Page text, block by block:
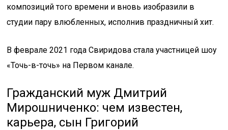
композиций того времени и вновь изобразили в
студии пару влюбленных, исполнив праздничный хит.
В феврале 2021 года Свиридова стала участницей шоу
«Точь-в-точь» на Первом канале.
Гражданский муж Дмитрий
Мирошниченко: чем известен,
карьера, сын Григорий